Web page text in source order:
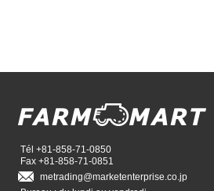
Tél +81-858-71-0850
Fax +81-858-71-0851
metrading
marketenterprise.co.jp